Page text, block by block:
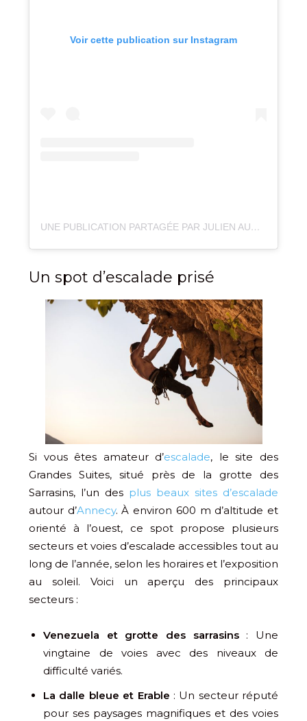
Voir cette publication sur Instagram
UNE PUBLICATION PARTAGÉE PAR JULIEN AUDIGIER (@JULIEN_AUDIGIER)
Un spot d’escalade prisé
Si vous êtes amateur d’escalade, le site des
Grandes Suites, situé près de la grotte des
Sarrasins, l’un des plus beaux sites d’escalade
autour d’Annecy. À environ 600 m d’altitude et
orienté à l’ouest, ce spot propose plusieurs
secteurs et voies d’escalade accessibles tout au
long de l’année, selon les horaires et l’exposition
au soleil. Voici un aperçu des principaux
secteurs :
Venezuela et grotte des sarrasins: Une
vingtaine de voies avec des niveaux de
difficulté variés.
La dalle bleue et Erable : Un secteur réputé
pour ses paysages magnifiques et des voies